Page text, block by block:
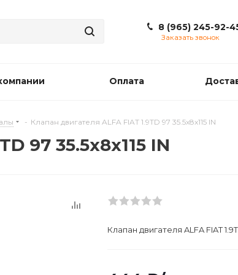
8 (965) 245-92-
Заказать звонок
Оплата
- Клапан двигателя ALFA FIAT 1.9TD 97 35.5x8x115 IN
97 35.5x8x115 IN
Клапан двигателя ALFA FIAT